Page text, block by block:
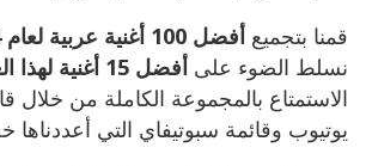
قمنا بتجميع أفضل 100 أغنية عربية لعام 2024
نسلط الضوء على أفضل 15 أغنية لهذا العام
الاستمتاع بالمجموعة الكاملة من خلال
يوتيوب وقائمة سبوتيفاي التي